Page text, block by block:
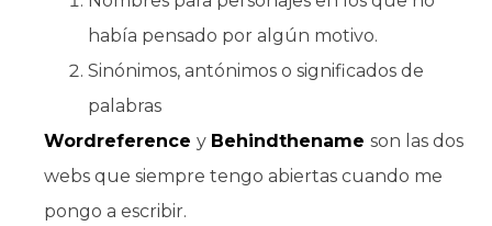
había pensado por algún motivo.
Sinónimos, antónimos o significados de
palabras
Wordreference y Behindthename son las dos
webs que siempre tengo abiertas cuando me
pongo a escribir.